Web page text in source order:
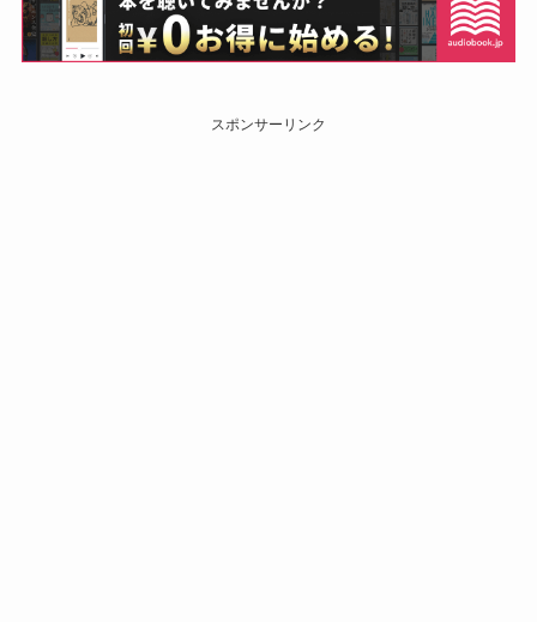
スポンサーリンク